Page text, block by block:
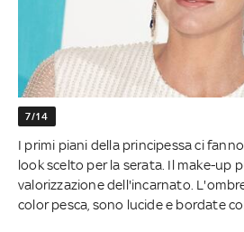
7/14
I primi piani della principessa ci
look scelto per la serata. Il make-up
valorizzazione dell'incarnato.
color pesca, sono lucide e bordate